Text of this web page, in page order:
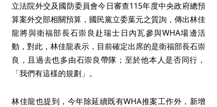
立法院外交及國防委員會今日審查115年度中央政府總預
算案外交部相關預算，國民黨立委葉元之質詢，傳出林佳
龍將與衛福部長石崇良赴瑞士日內瓦參與WHA場邊活
動，對此，林佳龍表示，目前確定出席的是衛福部長石崇
良，且過去也多由石崇良帶隊；至於他本人是否同行，
「我們有這樣的規劃」。
林佳龍也提到，今年除延續既有WHA推案工作外，新增